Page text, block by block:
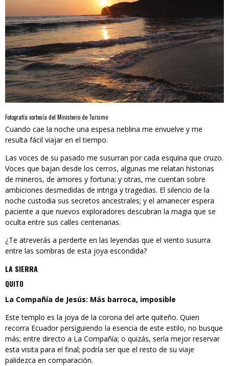
Fotografía cortesía del Ministerio de Turismo
Cuando cae la noche una espesa neblina me envuelve y me
resulta fácil viajar en el tiempo.
Las voces de su pasado me susurran por cada esquina que cruzo.
Voces que bajan desde los cerros, algunas me relatan historias
de mineros, de amores y fortuna; y otras, me cuentan sobre
ambiciones desmedidas de intriga y tragedias. El silencio de la
noche custodia sus secretos ancestrales; y el amanecer espera
paciente a que nuevos exploradores descubran la magia que se
oculta entre sus calles centenarias.
¿Te atreverás a perderte en las leyendas que el viento susurra
entre las sombras de esta joya escondida?
LA SIERRA
QUITO
La Compañía de Jesús: Más barroca, imposible
Este templo es la joya de la corona del arte quiteño. Quien
recorra Ecuador persiguiendo la esencia de este estilo, no busque
más; entre directo a La Compañía; o quizás, sería mejor reservar
esta visita para el final; podría ser que el resto de su viaje
palidezca en comparación.